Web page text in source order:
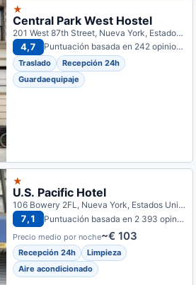
★
Central Park West Hostel
201 West 87th Street, Nueva York, Estados Unidos
4,7 Puntuación basada en 242 opiniones
Traslado
Recepción 24h
Guardaequipaje
★
U.S. Pacific Hotel
106 Bowery 2FL, Nueva York, Estados Unidos
7,1 Puntuación basada en 2 393 opiniones
Precio medio por noche~€ 103
Recepción 24h
Limpieza
Aire acondicionado